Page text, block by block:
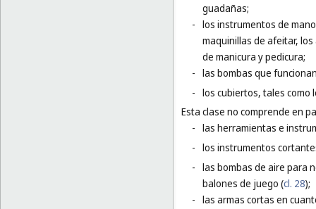
guadañas;
- los instrumentos de
maquinillas de afeitar,
de manicura y pedicura;
- las bombas que
- los cubiertos, tales como
Esta clase no comprende en
- las herramientas e
- los instrumentos
- las bombas de aire para
balones de juego (cl. 28);
- las armas cortas en